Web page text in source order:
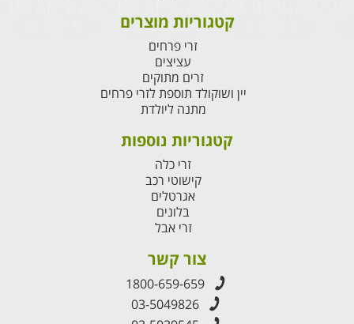
קטגוריות מוצרים
זרי פרחים
עציצים
זרים מתוקים
יין ושוקולד תוספת לזרי פרחים
מתנה ליולדת
קטגוריות נוספות
זרי כלה
קישוטי רכב
אגרטלים
בלונים
זרי אבל
צור קשר
1800-659-659
03-5049826